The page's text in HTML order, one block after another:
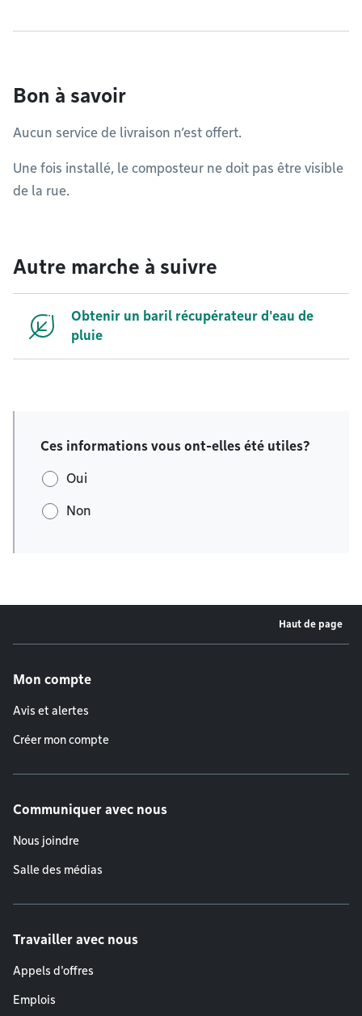
Bon à savoir
Aucun service de livraison n’est offert.
Une fois installé, le composteur ne doit pas être visible
de la rue.
Autre marche à suivre
Obtenir un baril récupérateur d'eau de
pluie
Ces informations vous ont-elles été utiles?
Oui
Non
Haut de page
Mon compte
Avis et alertes
Créer mon compte
Communiquer avec nous
Nous joindre
Salle des médias
Travailler avec nous
Appels d'offres
Emplois